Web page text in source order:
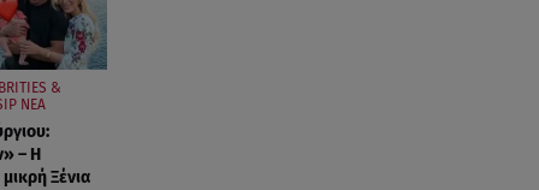
&
ΝΕΑ
– Η
Ξένια